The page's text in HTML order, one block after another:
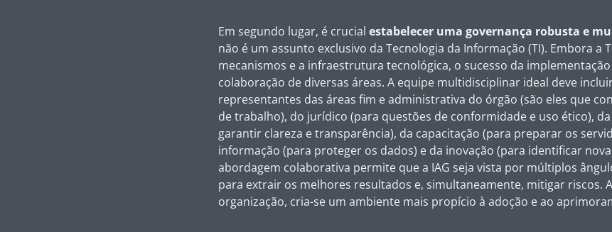
Em segundo lugar, é crucial estabelecer uma governança robusta e
não é um assunto exclusivo da Tecnologia da Informação (TI). Embora a
mecanismos e a infraestrutura tecnológica, o sucesso da
colaboração de diversas áreas. A equipe multidisciplinar ideal deve
representantes das áreas fim e administrativa do órgão (são eles que
de trabalho), do jurídico (para questões de conformidade e uso ético),
garantir clareza e transparência), da capacitação (para preparar os
informação (para proteger os dados) e da inovação (para identificar
abordagem colaborativa permite que a IAG seja vista por múltiplos
para extrair os melhores resultados e, simultaneamente, mitigar riscos.
organização, cria-se um ambiente mais propício à adoção e ao